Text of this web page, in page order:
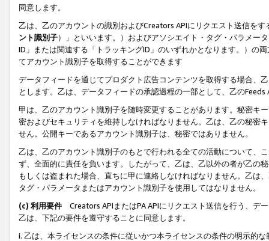
同意します。
乙は、乙のアカウントの識別およびCreators APIにリクエスト送信を
ント識別子）」といいます。）およびアソシエイト・タグ・パラメー
ID」または関連する「トラッキングID」のいずれかとなります。）の
てアカウント識別子を取得することができます
データフィードを通じてプロダクト広告コンテンツを取得する場合、
とします。乙は、データフィードの承認過程の一部として、乙の
甲は、乙のアカウント識別子を随時変更することがあります。秘密キ
密およびセキュリティを維持しなければなりません。乙は、乙の秘密
せん。公開キーであるアカウント識別子は、秘密ではありません。
乙は、乙のアカウント識別子のもとで行われる全ての活動について、
ず、全面的に責任を負います。したがって、乙は、乙以外の者が乙の
もしくは盗まれた場合、直ちに甲に連絡しなければなりません。乙は
タグ・パラメータまたはアカウント識別子を使用してはなりません。
(c) 利用要件 Creators APIまたはPA APIにリクエスト送信を行う、デ
乙は、下記の要件を遵守することに同意します。
i. 乙は、本ライセンスの条件に従いかつ本ライセンスの条件の明示的